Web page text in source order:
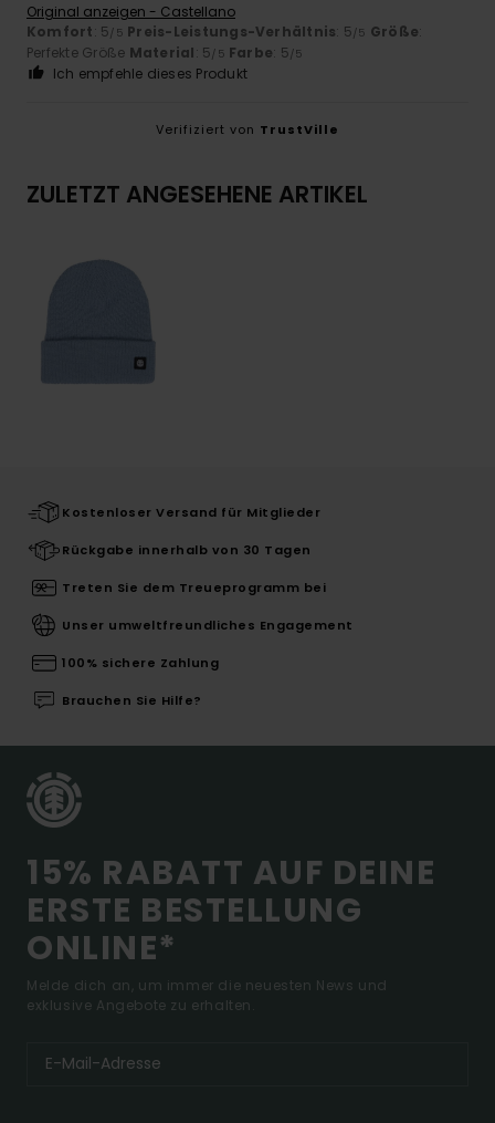
Original anzeigen - Castellano
Komfort: 5 /5 Preis-Leistungs-Verhältnis: 5 /5 Größe:
Perfekte Größe Material: 5 /5 Farbe: 5 /5
Ich empfehle dieses Produkt
Verifiziert von TrustVille
ZULETZT ANGESEHENE ARTIKEL
Kostenloser Versand für Mitglieder
Rückgabe innerhalb von 30 Tagen
Treten Sie dem Treueprogramm bei
Unser umweltfreundliches Engagement
100% sichere Zahlung
Brauchen Sie Hilfe?
15% RABATT AUF DEINE
ERSTE BESTELLUNG
ONLINE*
Melde dich an, um immer die neuesten News und
exklusive Angebote zu erhalten.